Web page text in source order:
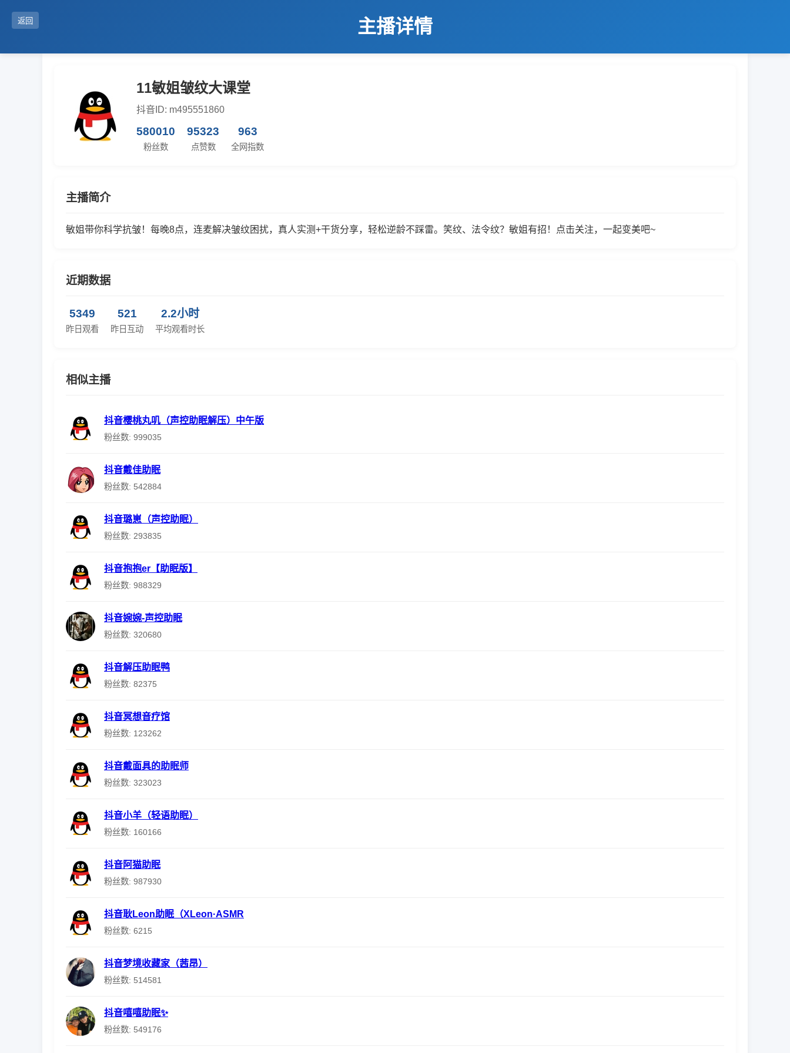
返回 主播详情
11敏姐皱纹大课堂
抖音ID: m495551860
580010
粉丝数
95323
点赞数
963
全网指数
主播简介
敏姐带你科学抗皱！每晚8点，连麦解决皱纹困扰，真人实测+干货分享，轻松逆龄不踩雷。笑纹、法令纹？敏姐有招！点击关注，一起变美吧~
近期数据
5349
昨日观看
521
昨日互动
2.2小时
平均观看时长
相似主播
抖音樱桃丸叽（声控助眠解压）中午版
粉丝数: 999035
抖音戴佳助眠
粉丝数: 542884
抖音璐崽（声控助眠）
粉丝数: 293835
抖音抱抱er【助眠版】
粉丝数: 988329
抖音婉婉-声控助眠
粉丝数: 320680
抖音解压助眠鸭
粉丝数: 82375
抖音冥想音疗馆
粉丝数: 123262
抖音戴面具的助眠师
粉丝数: 323023
抖音小羊（轻语助眠）
粉丝数: 160166
抖音阿猫助眠
粉丝数: 987930
抖音耿Leon助眠（XLeon·ASMR
粉丝数: 6215
抖音梦境收藏家（茜昂）
粉丝数: 514581
抖音嘻嘻助眠✨
粉丝数: 549176